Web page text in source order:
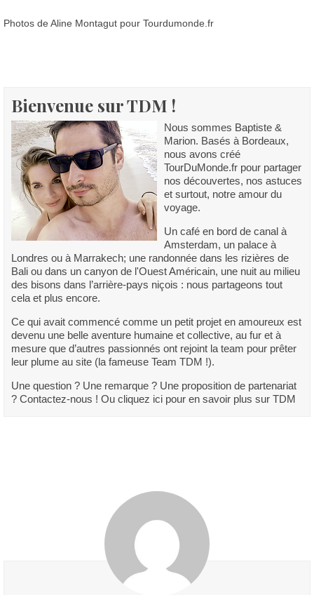
Photos de Aline Montagut pour Tourdumonde.fr
Bienvenue sur TDM !
Nous sommes Baptiste &
Marion. Basés à Bordeaux,
nous avons créé
TourDuMonde.fr pour partager
nos découvertes, nos astuces
et surtout, notre amour du
voyage.
Un café en bord de canal à
Amsterdam, un palace à
Londres ou à Marrakech; une randonnée dans les rizières de
Bali ou dans un canyon de l'Ouest Américain, une nuit au milieu
des bisons dans l’arrière-pays niçois : nous partageons tout
cela et plus encore.
Ce qui avait commencé comme un petit projet en amoureux est
devenu une belle aventure humaine et collective, au fur et à
mesure que d’autres passionnés ont rejoint la team pour prêter
leur plume au site (la fameuse Team TDM !).
Une question ? Une remarque ? Une proposition de partenariat
? Contactez-nous ! Ou cliquez ici pour en savoir plus sur TDM